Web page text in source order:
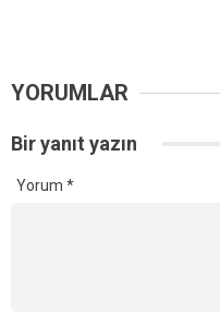
YORUMLAR
Bir yanıt yazın
Yorum *